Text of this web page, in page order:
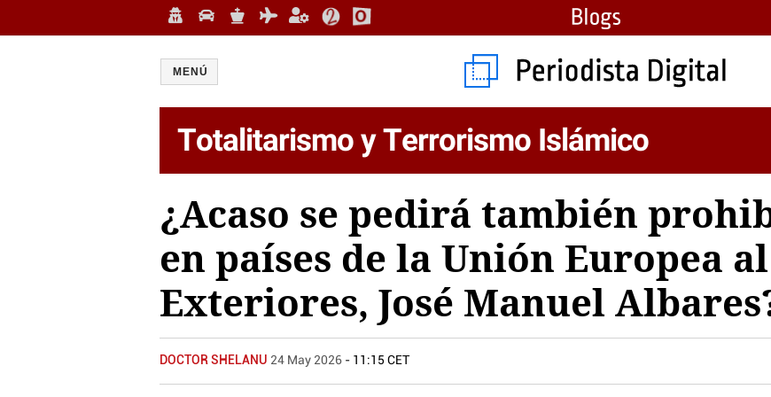
MENÚ
Totalitarismo y Terrorismo Islámico
¿Acaso se pedirá también
en países de la Unión Europea
Exteriores, José Manuel
DOCTOR SHELANU 24 May 2026 - 11:15 CET